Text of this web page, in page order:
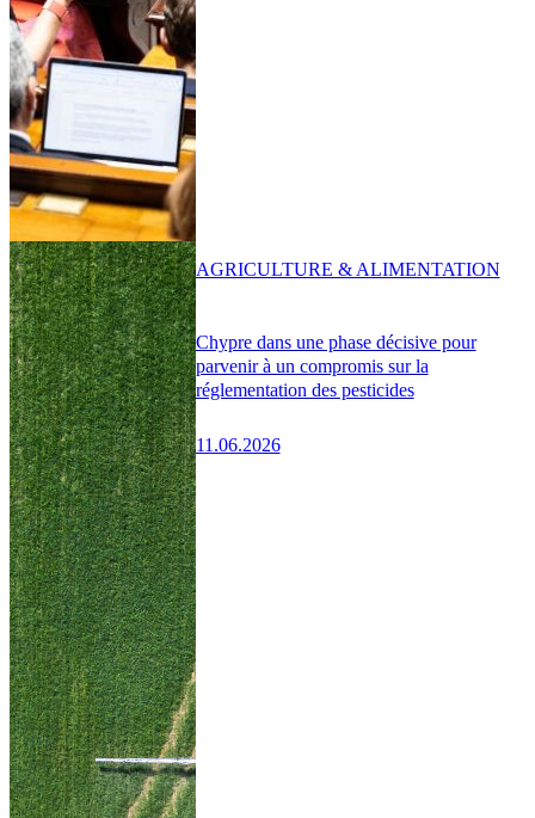
Chypre dans une phase décisive pour
parvenir à un compromis sur la
réglementation des pesticides
11.06.2026
AGRICULTURE & ALIMENTATION